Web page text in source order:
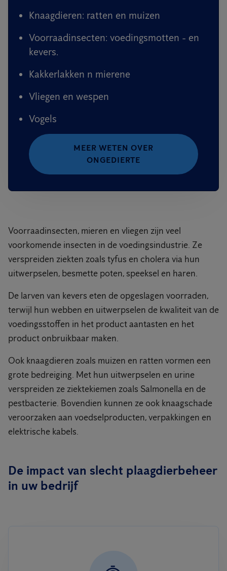
Knaagdieren: ratten en muizen
Voorraadinsecten: voedingsmotten - en
kevers.
Kakkerlakken n mierene
Vliegen en wespen
Vogels
MEER WETEN OVER
ONGEDIERTE
Voorraadinsecten, mieren en vliegen zijn veel
voorkomende insecten in de voedingsindustrie. Ze
verspreiden ziekten zoals tyfus en cholera via hun
uitwerpselen, besmette poten, speeksel en haren.
De larven van kevers eten de opgeslagen voorraden,
terwijl hun webben en uitwerpselen de kwaliteit van de
voedingsstoffen in het product aantasten en het
product onbruikbaar maken.
Ook knaagdieren zoals muizen en ratten vormen een
grote bedreiging. Met hun uitwerpselen en urine
verspreiden ze ziektekiemen zoals Salmonella en de
pestbacterie. Bovendien kunnen ze ook knaagschade
veroorzaken aan voedselproducten, verpakkingen en
elektrische kabels.
De impact van slecht plaagdierbeheer
in uw bedrijf